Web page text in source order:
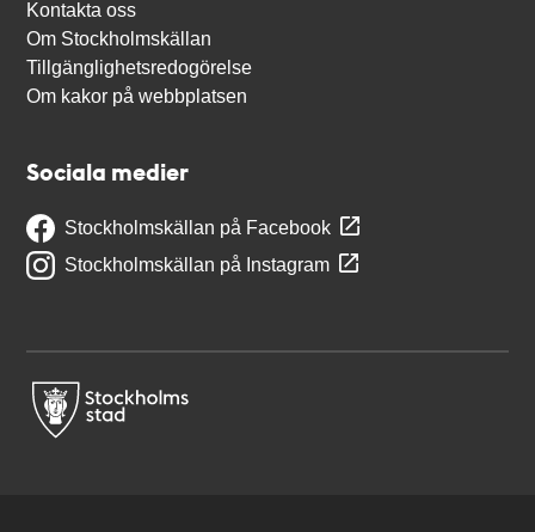
Kontakta oss
Om Stockholmskällan
Tillgänglighetsredogörelse
Om kakor på webbplatsen
Sociala medier
Stockholmskällan på Facebook
Stockholmskällan på Instagram